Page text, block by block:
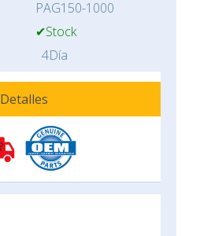
PAG150-1000
✔Stock
4Día
Detalles